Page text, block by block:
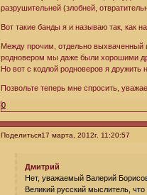
разрушительней (злобней,
Вот такие банды я и называю так, как
Между прочим, отдельно выхваченный
родновером мы даже были хорошими
Но вот с кодлой родноверов я дружить
Позвольте теперь мне спросить,
0
Поделиться17 марта, 2012г. 11:20:57
Дмитрий
Нет, уважаемый Валерий
Великий русский мыслитель,